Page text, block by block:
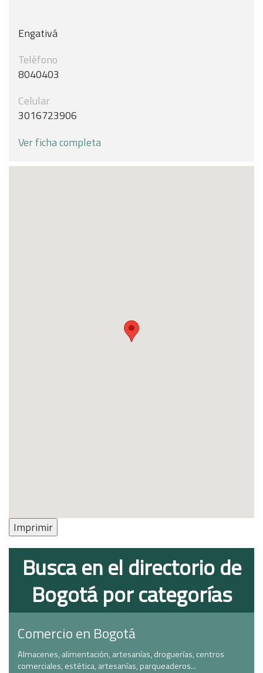
Engativá
Teléfono
8040403
Celular
3016723906
Ver ficha completa
Imprimir
Busca en el directorio de
Bogotá por categorías
Comercio en Bogotá
Almacenes, alimentación, artesanías, droguerías, centros
comerciales, estética, artesanías, parqueaderos...